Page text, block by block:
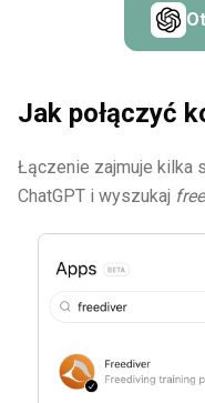
Jak połączyć
Łączenie zajmuje kilka
ChatGPT i wyszukaj